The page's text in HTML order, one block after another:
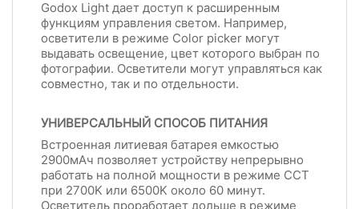
Godox Light дает доступ к расширенным
функциям управления светом. Например,
осветители в режиме Color picker могут
выдавать освещение, цвет которого выбран по
фотографии. Осветители могут управляться как
совместно, так и по отдельности.
УНИВЕРСАЛЬНЫЙ СПОСОБ ПИТАНИЯ
Встроенная литиевая батарея емкостью
2900мАч позволяет устройству непрерывно
работать на полной мощности в режиме ССТ
при 2700K или 6500K около 60 минут.
Осветитель проработает дольше в режиме